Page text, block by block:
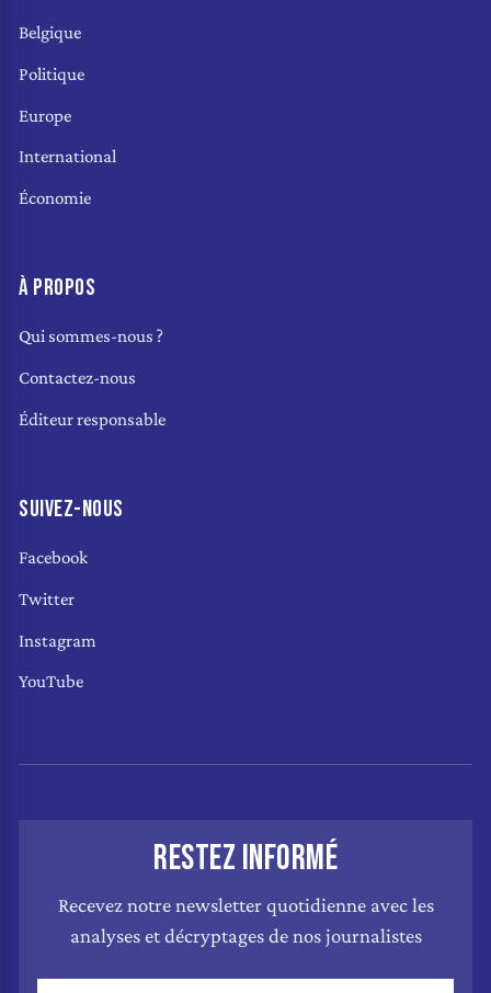
Belgique
Politique
Europe
International
Économie
À PROPOS
Qui sommes-nous ?
Contactez-nous
Éditeur responsable
SUIVEZ-NOUS
Facebook
Twitter
Instagram
YouTube
RESTEZ INFORMÉ
Recevez notre newsletter quotidienne avec les
analyses et décryptages de nos journalistes